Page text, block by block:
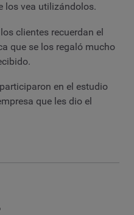
los vea utilizándolos.
clientes recuerdan el
que se los regaló mucho
en el estudio
que les dio el